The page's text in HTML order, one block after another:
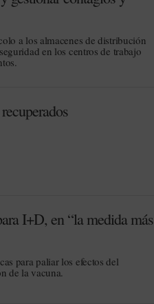
a los almacenes de distribución
en los centros de trabajo
I+D, en “la medida más
para paliar los efectos del
de la vacuna.